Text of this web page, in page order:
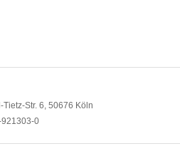
Str. 6, 50676 Köln
0